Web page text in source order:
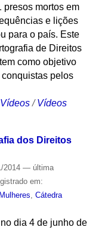
presos mortos em
e lições
para o país. Este
de Direitos
como objetivo
pelos
Vídeos /Vídeos
dos Direitos
2014 — última
em:
Mulheres Cátedra
dia 4 de junho de